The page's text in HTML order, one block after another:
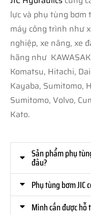
lực và phụ tùng bơm
máy công trình như
nghiệp, xe nâng, xe
hãng như
Komatsu, Hitachi,
Kayaba, Sumitomo,
Sumitomo, Volvo,
Kato.
Sản phẩm phụ
đâu?
Phụ tùng bơm JIC
Mình cần được hỗ